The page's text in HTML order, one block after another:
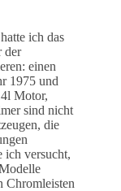
ich das
der
einen
1975 und
Motor,
sind nicht
die
ich versucht,
Chromleisten